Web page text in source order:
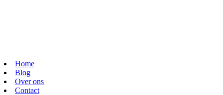
Home
Blog
Over ons
Contact